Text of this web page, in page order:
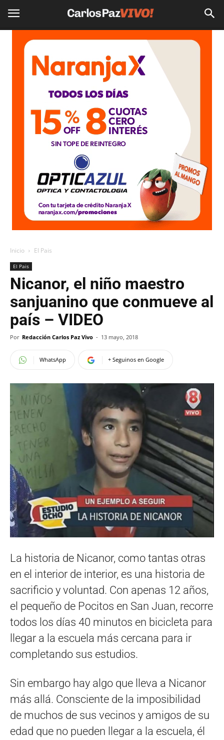
Inicio El Pais
El Pais
Nicanor, el niño maestro
sanjuanino que conmueve al
país – VIDEO
Por Redacción Carlos Paz Vivo - 13 mayo, 2018
WhatsApp + Seguinos en Google
La historia de Nicanor, como tantas otras
en el interior de interior, es una historia de
sacrificio y voluntad. Con apenas 12 años,
el pequeño de Pocitos en San Juan, recorre
todos los días 40 minutos en bicicleta para
llegar a la escuela más cercana para ir
completando sus estudios.
Sin embargo hay algo que lleva a Nicanor
más allá. Consciente de la imposibilidad
de muchos de sus vecinos y amigos de su
edad que no pueden llegar a la escuela, él